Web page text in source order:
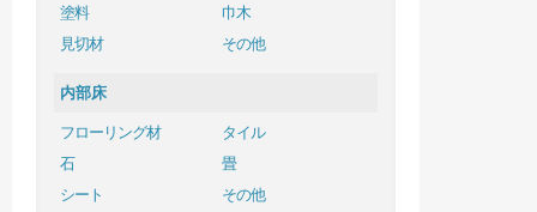
塗料
巾木
見切材
その他
内部床
フローリング材
タイル
石
畳
シート
その他